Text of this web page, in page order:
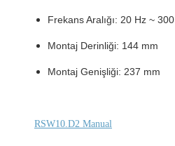
Frekans Aralığı: 20 Hz ~ 300
Montaj Derinliği: 144 mm
Montaj Genişliği: 237 mm
RSW10.D2 Manual